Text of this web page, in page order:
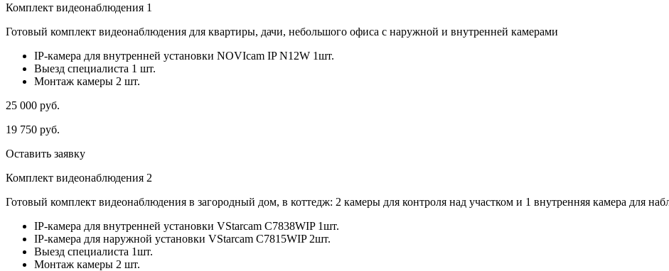
Комплект видеонаблюдения 1
Готовый комплект видеонаблюдения для квартиры, дачи, небольшого офиса с наружной и внутренней камерами
IP-камера для внутренней установки NOVIcam IP N12W 1шт.
Выезд специалиста 1 шт.
Монтаж камеры 2 шт.
25 000 руб.
19 750 руб.
Оставить заявку
Комплект видеонаблюдения 2
Готовый комплект видеонаблюдения в загородный дом, в коттедж: 2 камеры для контроля над участком и 1 внутренняя камера для
IP-камера для внутренней установки VStarcam C7838WIP 1шт.
IP-камера для наружной установки VStarcam C7815WIP 2шт.
Выезд специалиста 1шт.
Монтаж камеры 2 шт.